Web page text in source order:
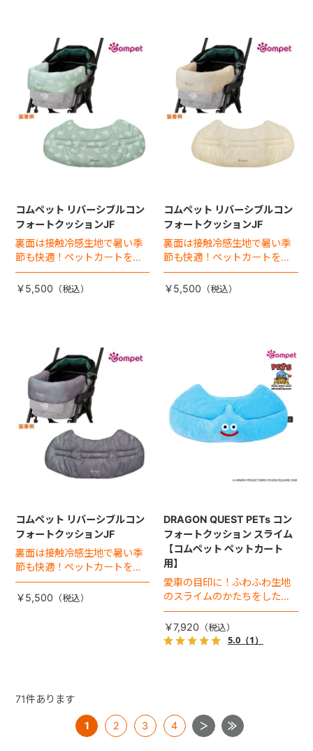
コムペット リバーシブルコン
フォートクッションJF
裏面は接触冷感生地で暑い季
節も快適！ペットカートをお
しゃれに・かわいく・かっこ
よく！
￥5,500
コムペット リバーシブルコン
フォートクッションJF
裏面は接触冷感生地で暑い季
節も快適！ペットカートをお
しゃれに・かわいく・かっこ
よく！
￥5,500
コムペット リバーシブルコン
フォートクッションJF
裏面は接触冷感生地で暑い季
節も快適！ペットカートをお
しゃれに・かわいく・かっこ
よく！
￥5,500
DRAGON QUEST PETs コン
フォートクッション スライム
【コムペット ペットカート
用】
愛車の目印に！ふわふわ生地
のスライムのかたちをした、
あごのせクッション。
￥7,920
5.0（1）
71件あります
1 2 3 4